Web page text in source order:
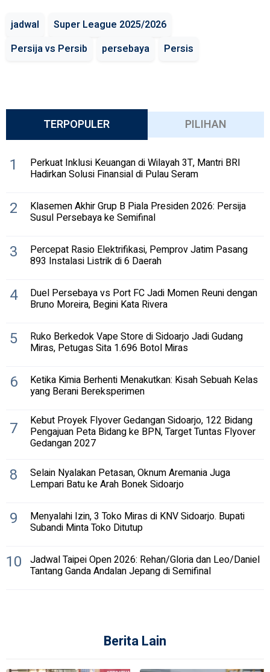
jadwal
Super League 2025/2026
Persija vs Persib
persebaya Persis
TERPOPULER PILIHAN
1 Perkuat Inklusi Keuangan di Wilayah 3T, Mantri BRI
Hadirkan Solusi Finansial di Pulau Seram
2 Klasemen Akhir Grup B Piala Presiden 2026: Persija
Susul Persebaya ke Semifinal
3 Percepat Rasio Elektrifikasi, Pemprov Jatim Pasang
893 Instalasi Listrik di 6 Daerah
4 Duel Persebaya vs Port FC Jadi Momen Reuni dengan
Bruno Moreira, Begini Kata Rivera
5 Ruko Berkedok Vape Store di Sidoarjo Jadi Gudang
Miras, Petugas Sita 1.696 Botol Miras
6 Ketika Kimia Berhenti Menakutkan: Kisah Sebuah Kelas
yang Berani Bereksperimen
7 Kebut Proyek Flyover Gedangan Sidoarjo, 122 Bidang
Pengajuan Peta Bidang ke BPN, Target Tuntas Flyover
Gedangan 2027
8 Selain Nyalakan Petasan, Oknum Aremania Juga
Lempari Batu ke Arah Bonek Sidoarjo
9 Menyalahi Izin, 3 Toko Miras di KNV Sidoarjo. Bupati
Subandi Minta Toko Ditutup
10 Jadwal Taipei Open 2026: Rehan/Gloria dan Leo/Daniel
Tantang Ganda Andalan Jepang di Semifinal
Berita Lain